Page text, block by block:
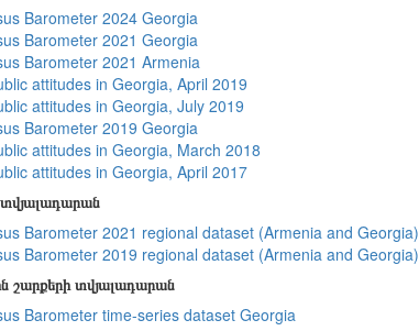
Barometer 2024 Georgia
Barometer 2021 Georgia
Barometer 2021 Armenia
attitudes in Georgia, April 2019
attitudes in Georgia, July 2019
Barometer 2019 Georgia
attitudes in Georgia, March 2018
attitudes in Georgia, April 2017
Barometer 2021 regional dataset (Armenia and Georgia)
Barometer 2019 regional dataset (Armenia and Georgia)
շարքերի տվյալադարան
Barometer time-series dataset Georgia